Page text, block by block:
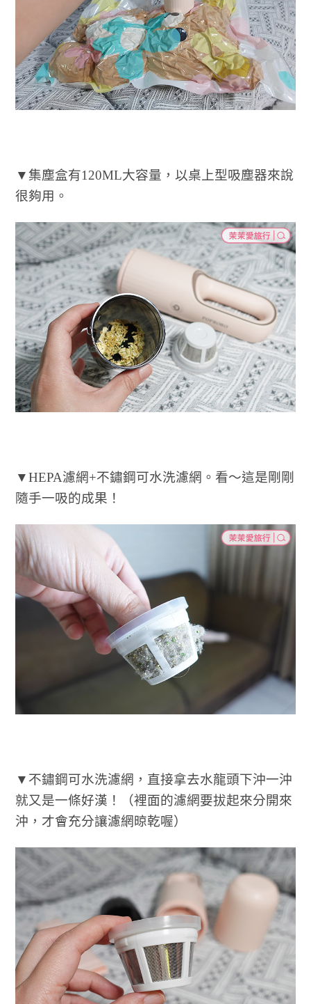
▼集塵盒有120ML大容量，以桌上型吸塵器來說
很夠用。
▼HEPA濾網+不鏽鋼可水洗濾網。看～這是剛剛
隨手一吸的成果！
▼不鏽鋼可水洗濾網，直接拿去水龍頭下沖一沖
就又是一條好漢！（裡面的濾網要拔起來分開來
沖，才會充分讓濾網晾乾喔）